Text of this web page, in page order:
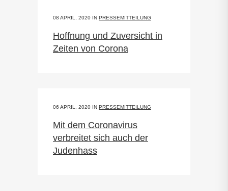
08 APRIL, 2020 IN PRESSEMITTEILUNG
Hoffnung und Zuversicht in
Zeiten von Corona
06 APRIL, 2020 IN PRESSEMITTEILUNG
Mit dem Coronavirus
verbreitet sich auch der
Judenhass